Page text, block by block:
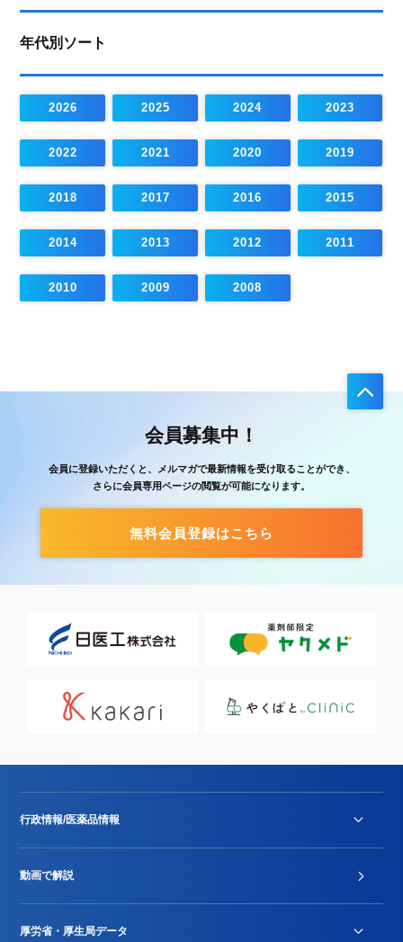
年代別ソート
2026 2025 2024 2023
2022 2021 2020 2019
2018 2017 2016 2015
2014 2013 2012 2011
2010 2009 2008
会員募集中！
会員に登録いただくと、メルマガで最新情報を受け取ることができ、
さらに会員専用ページの閲覧が可能になります。
無料会員登録はこちら
行政情報/医薬品情報
Stu-GEレポート
動画で解説
厚労省・厚生局データ